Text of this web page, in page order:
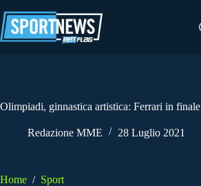
al
contenuto
Olimpiadi, ginnastica artistica: Ferrari in finale
Redazione MME 28 Luglio 2021
Home / Sport